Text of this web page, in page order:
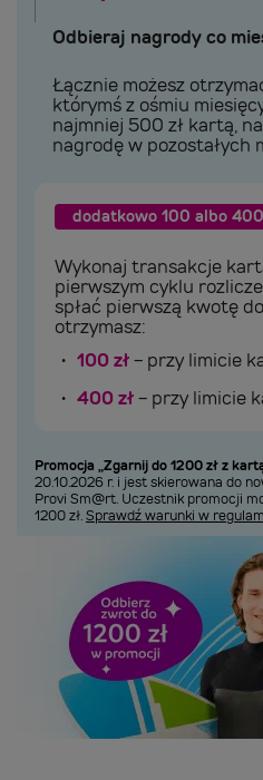
Odbieraj nagrody co
Łącznie możesz
którymś z ośmiu
najmniej 500 zł kartą,
nagrodę w pozostałych
dodatkowo 100 albo
Wykonaj transakcje
pierwszym cyklu
spłać pierwszą kwotę
otrzymasz:
100 zł- przy limicie
400 zł- przy limicie
Promocja „Zgarnij do 1200 zł z
20.10.2026 r. i jest skierowana do
Provi Sm@rt. Uczestnik promocji
1200 zł.Sprawdź warunki w